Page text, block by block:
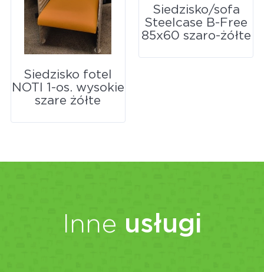
Siedzisko fotel
NOTI 1-os. wysokie
szare żółte
Siedzisko/sofa
Steelcase B-Free
85x60 szaro-żółte
Inne usługi